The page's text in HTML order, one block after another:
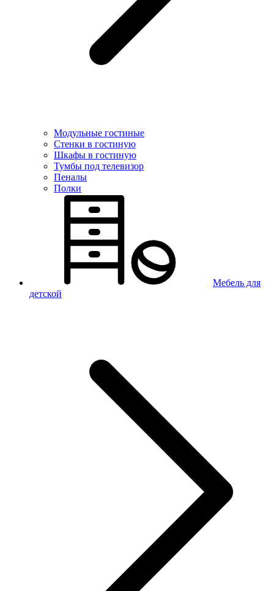
Модульные гостиные
Стенки в гостиную
Шкафы в гостиную
Тумбы под телевизор
Пеналы
Полки
Мебель для
детской